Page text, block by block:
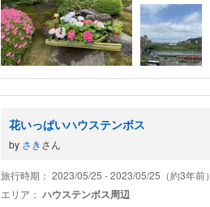
花いっぱいハウステンボス
by さきさん
旅行時期： 2023/05/25 - 2023/05/25（約3年前）
エリア： ハウステンボス周辺